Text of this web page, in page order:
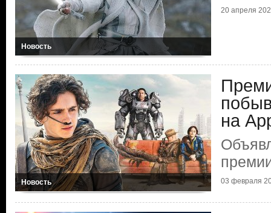
Новость
20 апреля
Новость
на
03 февраля